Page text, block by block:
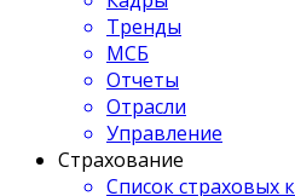
Тренды
МСБ
Отчеты
Отрасли
Управление
Страхование
Список страховых